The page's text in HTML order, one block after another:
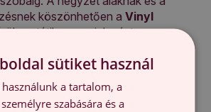
köszönhetően a Vinyl
esztétikus megjelenést
öntapadós felület gyors és
tesz lehetővé, további
ragasztó használata nélkül.
sütiket használ
a tartalom, a
szabására és a